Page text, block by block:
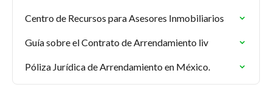
Centro de Recursos para Asesores Inmobiliarios
Guía sobre el Contrato de Arrendamiento liv
Póliza Jurídica de Arrendamiento en México.